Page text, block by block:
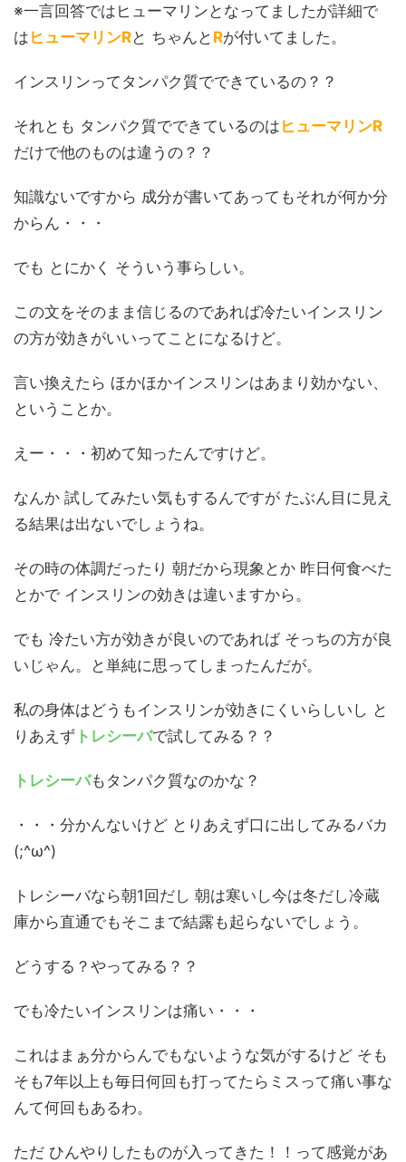
※一言回答ではヒューマリンとなってましたが詳細で
は ヒューマリンRと ちゃんと Rが付いてました。
インスリンってタンパク質でできているの？？
それとも タンパク質でできているのは ヒューマリンR
だけで他のものは違うの？？
知識ないですから 成分が書いてあってもそれが何か分
からん・・・
でも とにかく そういう事らしい。
この文をそのまま信じるのであれば冷たいインスリン
の方が効きがいいってことになるけど。
言い換えたら ほかほかインスリンはあまり効かない、
ということか。
えー・・・初めて知ったんですけど。
なんか 試してみたい気もするんですが たぶん目に見え
る結果は出ないでしょうね。
その時の体調だったり 朝だから現象とか 昨日何食べた
とかで インスリンの効きは違いますから。
でも 冷たい方が効きが良いのであれば そっちの方が良
いじゃん。と単純に思ってしまったんだが。
私の身体はどうもインスリンが効きにくいらしいし と
りあえず トレシーバで試してみる？？
トレシーバもタンパク質なのかな？
・・・分かんないけど とりあえず口に出してみるバカ
(;^ω^)
トレシーバなら朝1回だし 朝は寒いし今は冬だし冷蔵
庫から直通でもそこまで結露も起らないでしょう。
どうする？やってみる？？
でも冷たいインスリンは痛い・・・
これはまぁ分からんでもないような気がするけど そも
そも7年以上も毎日何回も打ってたらミスって痛い事な
んて何回もあるわ。
ただ ひんやりしたものが入ってきた！！って感覚があ